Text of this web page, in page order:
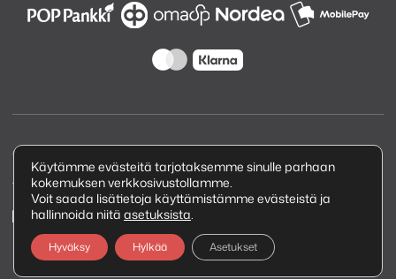
Copyright © 2026 Kuva ja Ääni Oy
Tietosuojaseloste
Käytämme evästeitä tarjotaksemme sinulle parhaan
kokemuksen verkkosivustollamme.
Voit saada lisätietoja käyttämistämme evästeistä ja
hallinnoida niitä asetuksista.
Hyväksy Hylkää Asetukset